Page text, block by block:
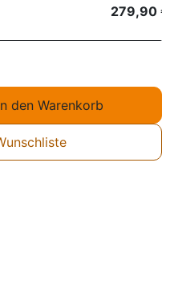
279,90 €
den Warenkorb